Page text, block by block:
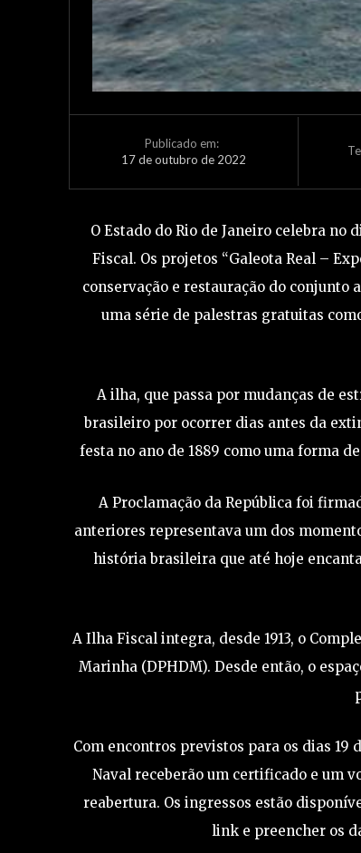
Publicado em:
17 de outubro de 2022
O Estado do Rio de Janeiro celebra no
Fiscal. Os projetos “Galeota Real –
conservação e restauração do conjunto
uma série de palestras gratuitas
A ilha, que passa por mudanças de
brasileiro por ocorrer dias antes da
festa no ano de 1889 como uma forma
A Proclamação da República foi
anteriores representava um dos
história brasileira que até hoje
A Ilha Fiscal integra, desde 1913, o
Marinha (DPHDM). Desde então, o
Com encontros previstos para os dias 19
Naval receberão um certificado e um
reabertura. Os ingressos estão
link e preencher os